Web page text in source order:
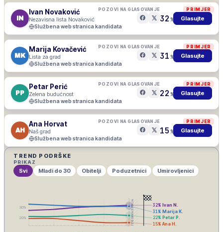
PRIMJER
IN
Ivan Novaković
Nezavisna lista Novaković
POZOVI NA GLASOVANJE
Službena web stranica kandidata
32 % Glasujte
PRIMJER
MK
Marija Kovačević
Lista za grad
POZOVI NA GLASOVANJE
Službena web stranica kandidata
31 % Glasujte
PRIMJER
PP
Petar Perić
Zelena budućnost
POZOVI NA GLASOVANJE
Službena web stranica kandidata
22 % Glasujte
PRIMJER
AH
Ana Horvat
Naš grad
POZOVI NA GLASOVANJE
Službena web stranica kandidata
15 % Glasujte
TREND PODRŠKE
PRIKAZ
Svi Mladi do 30 Obitelji Poduzetnici Umirovljenici
IZBORNA ŠUTNJA
20%
30% 32% Ivan N.
31% Marija K.
22% Petar P.
15% Ana H.